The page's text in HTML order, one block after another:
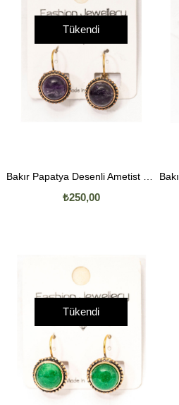
Tükendi
₺250,00
Tükendi